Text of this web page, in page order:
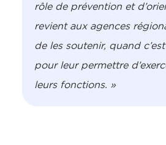
rôle de prévention et
revient aux agences
de les soutenir, quand
pour leur permettre
leurs fonctions. »